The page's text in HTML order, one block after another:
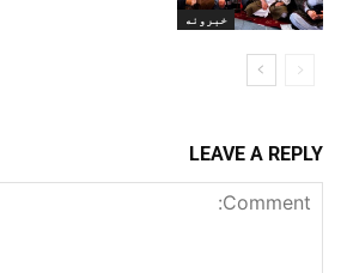
خبرونه
LEAVE A REPLY